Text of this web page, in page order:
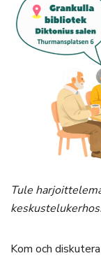
Tule
Kom och